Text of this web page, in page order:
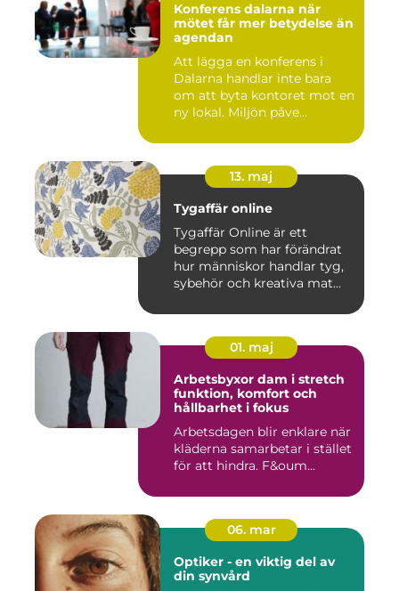
Konferens dalarna när
mötet får mer betydelse än
agendan
Att lägga en konferens i
Dalarna handlar inte bara
om att byta kontoret mot en
ny lokal. Miljön påve...
13. maj
Tygaffär online
Tygaffär Online är ett
begrepp som har förändrat
hur människor handlar tyg,
sybehör och kreativa mat...
01. maj
Arbetsbyxor dam i stretch
funktion, komfort och
hållbarhet i fokus
Arbetsdagen blir enklare när
kläderna samarbetar i stället
för att hindra. F&oum...
06. mar
Optiker - en viktig del av
din synvård